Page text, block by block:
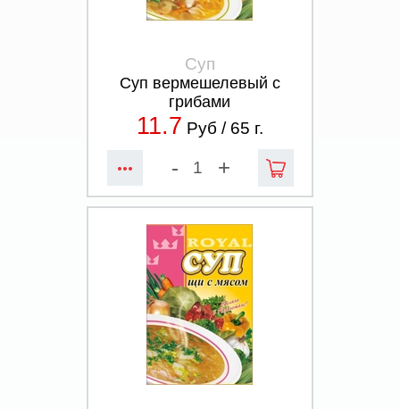
Суп
Суп вермешелевый с
грибами
11.7 Руб / 65 г.
- +